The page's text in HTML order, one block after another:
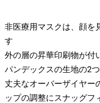
非医療用マスクは、顔を
す
外の層の昇華印刷物が付
パンデックスの生地の2
丈夫なオーバーザイヤー
ップの調整にスナッグフ